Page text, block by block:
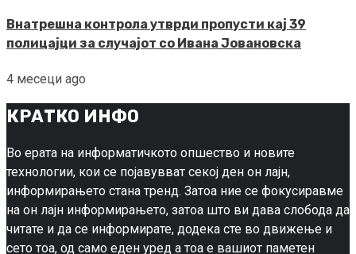
Внатрешна контрола утврди пропусти кај 39
полицајци за случајот со Ивана Јовановска
4 месеци ago
КРАТКО ИНФО
Во ерата на информатичкото опшество и новите
технологии, кои се појавувват секој ден он лајн,
информирањето стана тренд. Затоа ние се фокусиравме
на он лајн информирањето, затоа што ви дава слобода да
читате и да се информирате, додека сте во движење и
сето тоа, од само еден уред а тоа е вашиот паметен